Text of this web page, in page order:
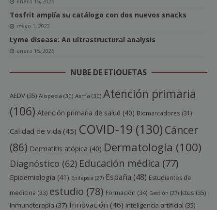
Tosfrit amplía su catálogo con dos nuevos snacks
mayo 1, 2023
Lyme disease: An ultrastructural analysis
enero 15, 2025
NUBE DE ETIQUETAS
AEDV (35) Alopecia (30) Asma (30) Atención primaria
(106) Atención primaria de salud (40) Biomarcadores (31)
Calidad de vida (45) COVID-19 (130) Cáncer
(86) Dermatitis atópica (40) Dermatología (100)
Diagnóstico (62) Educación médica (77)
Epidemiología (41) Epilepsia (27) España (48) Estudiantes de
medicina (33) estudio (78) Formación (34) Gestión (27) Ictus (35)
Inmunoterapia (37) Innovación (46) Inteligencia artificial (35)